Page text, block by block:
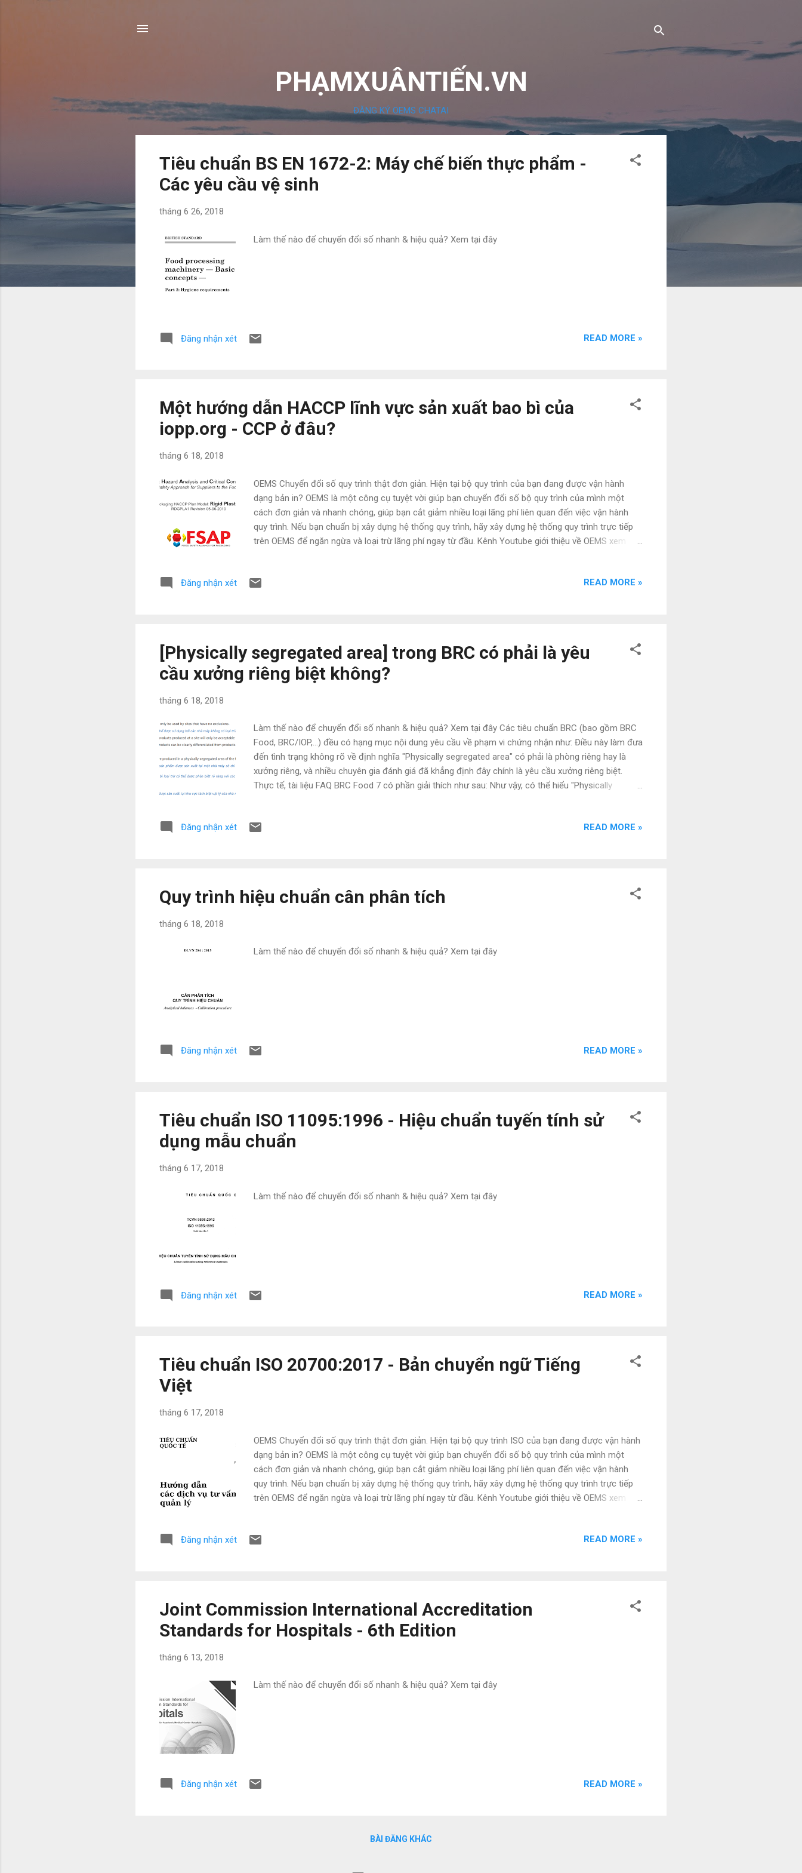
PHẠMXUÂNTIẾN.VN
ĐĂNG KÝ OEMS CHATAI
Tiêu chuẩn BS EN 1672-2: Máy chế biến thực phẩm -
Các yêu cầu vệ sinh
tháng 6 26, 2018
Làm thế nào để chuyển đổi số nhanh & hiệu quả? Xem tại đây
Đăng nhận xét READ MORE »
Một hướng dẫn HACCP lĩnh vực sản xuất bao bì của
iopp.org - CCP ở đâu?
tháng 6 18, 2018
OEMS Chuyển đổi số quy trình thật đơn giản. Hiện tại bộ quy trình của bạn đang được vận hành
dạng bản in? OEMS là một công cụ tuyệt vời giúp bạn chuyển đổi số bộ quy trình của mình một
cách đơn giản và nhanh chóng, giúp bạn cắt giảm nhiều loại lãng phí liên quan đến việc vận hành
quy trình. Nếu bạn chuẩn bị xây dựng hệ thống quy trình, hãy xây dựng hệ thống quy trình trực tiếp
trên OEMS để ngăn ngừa và loại trừ lãng phí ngay từ đầu. Kênh Youtube giới thiệu về OEMS xem tại
mình một cách đơn giản và nhanh chóng, giúp bạn cắt giảm nhiều loại lãng phí liên quan đến việc
Đăng nhận xét READ MORE »
[Physically segregated area] trong BRC có phải là yêu
cầu xưởng riêng biệt không?
tháng 6 18, 2018
Làm thế nào để chuyển đổi số nhanh & hiệu quả? Xem tại đây Các tiêu chuẩn BRC (bao gồm BRC
Food, BRC/IOP,...) đều có hạng mục nội dung yêu cầu về phạm vi chứng nhận như: Điều này làm đưa
đến tình trạng không rõ về định nghĩa "Physically segregated area" có phải là phòng riêng hay là
xưởng riêng, và nhiều chuyên gia đánh giá đã khẳng định đây chính là yêu cầu xưởng riêng biệt.
Thực tế, tài liệu FAQ BRC Food 7 có phần giải thích như sau: Như vậy, có thể hiểu "Physically
của ITS khi đánh giá BRC Food Issue 8 kết luận cây quyết định theo hướng dẫn của FDA là không
Đăng nhận xét READ MORE »
Quy trình hiệu chuẩn cân phân tích
tháng 6 18, 2018
Làm thế nào để chuyển đổi số nhanh & hiệu quả? Xem tại đây
Đăng nhận xét READ MORE »
Tiêu chuẩn ISO 11095:1996 - Hiệu chuẩn tuyến tính sử
dụng mẫu chuẩn
tháng 6 17, 2018
Làm thế nào để chuyển đổi số nhanh & hiệu quả? Xem tại đây
Đăng nhận xét READ MORE »
Tiêu chuẩn ISO 20700:2017 - Bản chuyển ngữ Tiếng
Việt
tháng 6 17, 2018
OEMS Chuyển đổi số quy trình thật đơn giản. Hiện tại bộ quy trình ISO của bạn đang được vận hành
dạng bản in? OEMS là một công cụ tuyệt vời giúp bạn chuyển đổi số bộ quy trình của mình một
cách đơn giản và nhanh chóng, giúp bạn cắt giảm nhiều loại lãng phí liên quan đến việc vận hành
quy trình. Nếu bạn chuẩn bị xây dựng hệ thống quy trình, hãy xây dựng hệ thống quy trình trực tiếp
trên OEMS để ngăn ngừa và loại trừ lãng phí ngay từ đầu. Kênh Youtube giới thiệu về OEMS xem tại
Đăng nhận xét READ MORE »
Joint Commission International Accreditation
Standards for Hospitals - 6th Edition
tháng 6 13, 2018
Làm thế nào để chuyển đổi số nhanh & hiệu quả? Xem tại đây
Đăng nhận xét READ MORE »
BÀI ĐĂNG KHÁC